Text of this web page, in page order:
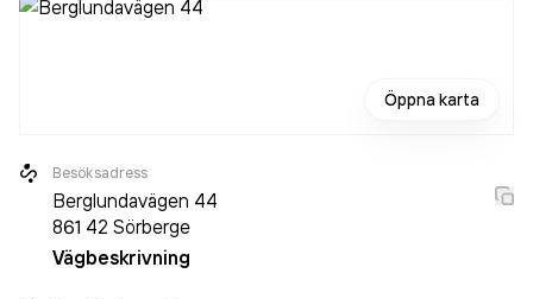
(2025).
Öppna karta
Besöksadress
Berglundavägen 44
861 42 Sörberge
Vägbeskrivning